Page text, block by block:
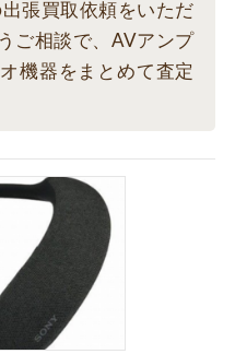
張買取依頼をいただ
ご相談で、AVアンプ
機器をまとめて査定